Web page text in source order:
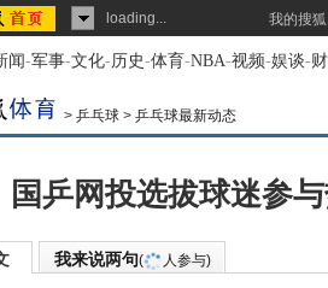
loading... 我的搜狐
闻-军事-文化-历史-体育-NBA-视频-娱谈-
> 乒乓球 > 乒乓球最新动态
国乒网投选拔球迷参
我来说两句( 人参与)